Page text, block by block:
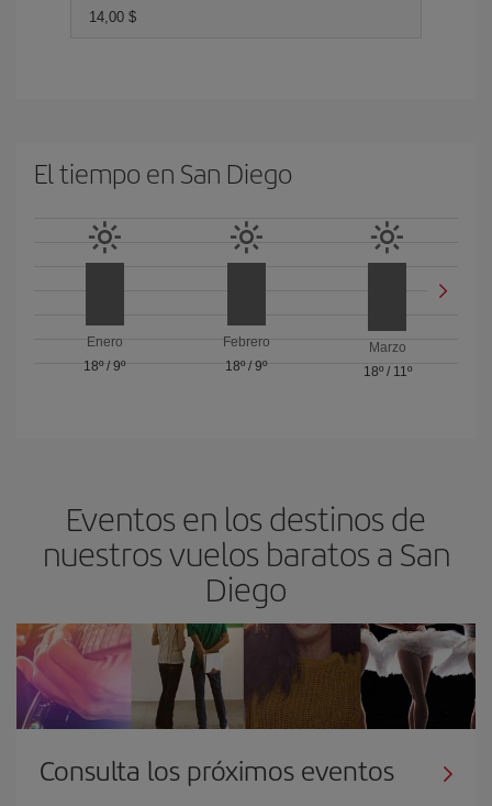
14,00 $
El tiempo en San Diego
Enero
18º/9º
Febrero
18º/ 9º
Marzo
18º/ 11º
Eventos en los destinos de
nuestros vuelos baratos a San
Diego
Consulta los próximos eventos